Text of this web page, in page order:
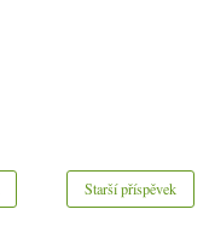
Starší příspěvek